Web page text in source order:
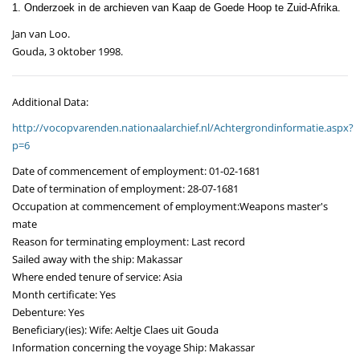
1. Onderzoek in de archieven van Kaap de Goede Hoop te Zuid-Afrika.
Jan van Loo.
Gouda, 3 oktober 1998.
Additional Data:
http://vocopvarenden.nationaalarchief.nl/Achtergrondinformatie.aspx?
p=6
Date of commencement of employment: 01-02-1681
Date of termination of employment: 28-07-1681
Occupation at commencement of employment:Weapons master's
mate
Reason for terminating employment: Last record
Sailed away with the ship: Makassar
Where ended tenure of service: Asia
Month certificate: Yes
Debenture: Yes
Beneficiary(ies): Wife: Aeltje Claes uit Gouda
Information concerning the voyage Ship: Makassar